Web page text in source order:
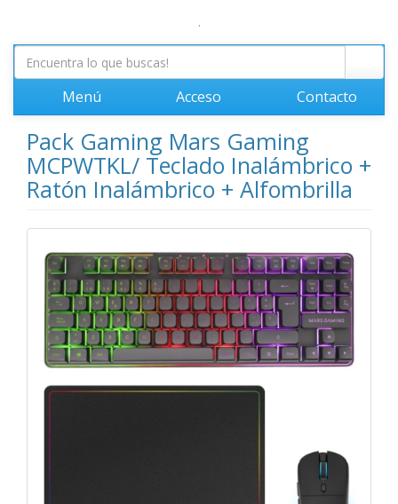
.
Menú Acceso Contacto
Pack Gaming Mars Gaming
MCPWTKL/ Teclado Inalámbrico +
Ratón Inalámbrico + Alfombrilla